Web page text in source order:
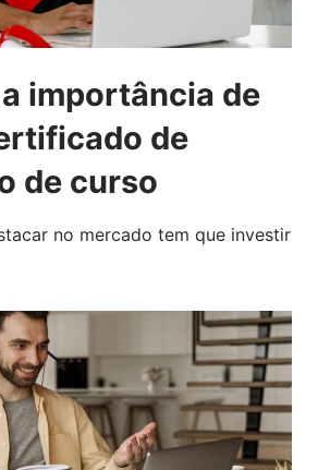
importância de
de
de curso
no mercado tem que investir